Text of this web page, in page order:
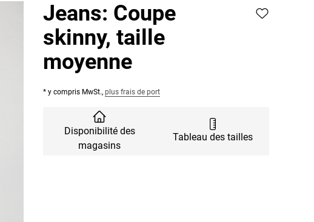
Jeans: Coupe
skinny, taille
moyenne
* y compris MwSt., plus frais de port
Disponibilité des
magasins
Tableau des tailles